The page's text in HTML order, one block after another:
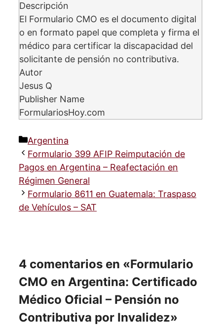
Descripción
El Formulario CMO es el documento digital
o en formato papel que completa y firma el
médico para certificar la discapacidad del
solicitante de pensión no contributiva.
Autor
Jesus Q
Publisher Name
FormulariosHoy.com
Categorías
Argentina
Formulario 399 AFIP Reimputación de
Pagos en Argentina – Reafectación en
Régimen General
Formulario 8611 en Guatemala: Traspaso
de Vehículos – SAT
4 comentarios en «Formulario
CMO en Argentina: Certificado
Médico Oficial – Pensión no
Contributiva por Invalidez»